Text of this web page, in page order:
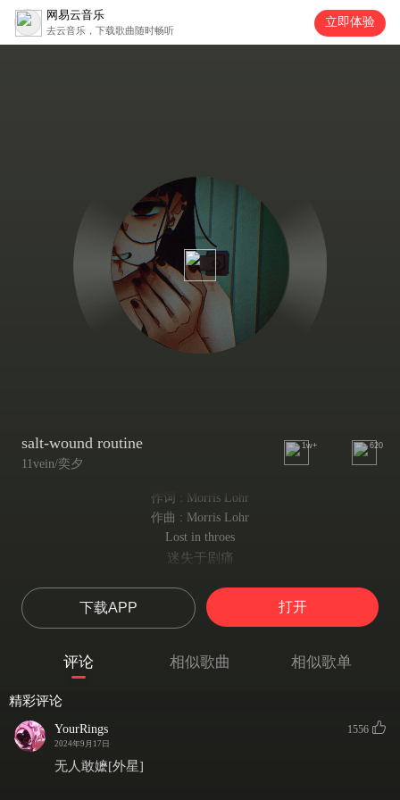
网易云音乐
去云音乐，下载歌曲随时畅听
立即体验
salt-wound routine
11vein/奕夕
1w+ 620
作词 : Morris Lohr
作曲 : Morris Lohr
Lost in throes
迷失于剧痛
在一种我并不熟悉的生活中
So don't make it worse
所以别让它更糟了
我承担不起死亡
下载APP 打开
评论 相似歌曲 相似歌单
精彩评论
YourRings
2024年9月17日
1556
无人敢嬷[外星]